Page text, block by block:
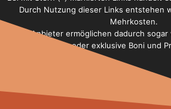
Durch Nutzung dieser Links entstehen
Mehrkosten.
Einige Anbieter ermöglichen dadurch
oder exklusive Boni und